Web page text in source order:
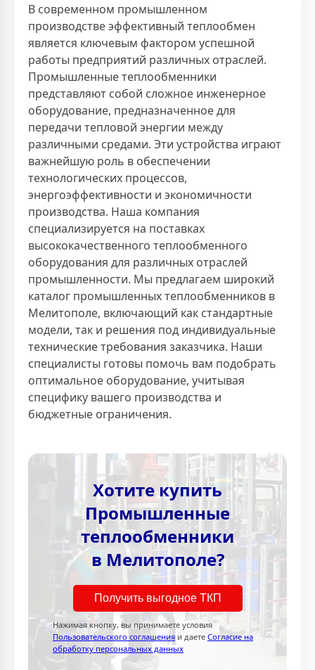
В современном промышленном
производстве эффективный теплообмен
является ключевым фактором успешной
работы предприятий различных отраслей.
Промышленные теплообменники
представляют собой сложное инженерное
оборудование, предназначенное для
передачи тепловой энергии между
различными средами. Эти устройства играют
важнейшую роль в обеспечении
технологических процессов,
энергоэффективности и экономичности
производства. Наша компания
специализируется на поставках
высококачественного теплообменного
оборудования для различных отраслей
промышленности. Мы предлагаем широкий
каталог промышленных теплообменников в
Мелитополе, включающий как стандартные
модели, так и решения под индивидуальные
технические требования заказчика. Наши
специалисты готовы помочь вам подобрать
оптимальное оборудование, учитывая
специфику вашего производства и
бюджетные ограничения.
Хотите купить
Промышленные
теплообменники
в Мелитополе?
Получить выгодное ТКП
Нажимая кнопку, вы принимаете условия
Пользовательского соглашения и даете Согласие на
обработку персональных данных